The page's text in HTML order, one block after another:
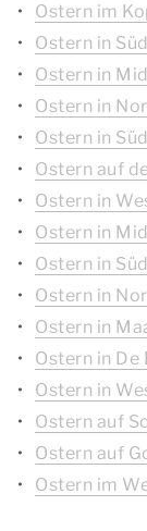
Ostern im
Ostern in
Ostern in
Ostern in
Ostern in
Ostern auf
Ostern in
Ostern in
Ostern in
Ostern in
Ostern in
Ostern in De
Ostern in
Ostern auf
Ostern auf
Ostern im